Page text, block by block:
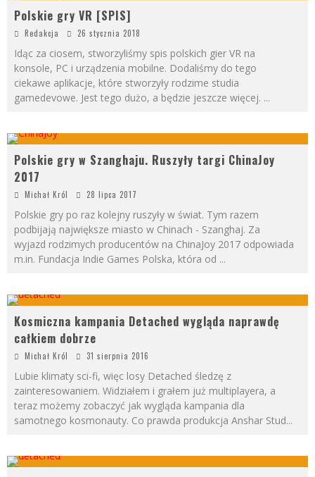
Polskie gry VR [SPIS]
Redakcja 26 stycznia 2018
Idąc za ciosem, stworzyliśmy spis polskich gier VR na
konsole, PC i urządzenia mobilne. Dodaliśmy do tego
ciekawe aplikacje, które stworzyły rodzime studia
gamedevowe. Jest tego dużo, a będzie jeszcze więcej. ...
Polskie gry w Szanghaju. Ruszyły targi ChinaJoy
2017
Michał Król 28 lipca 2017
Polskie gry po raz kolejny ruszyły w świat. Tym razem
podbijają największe miasto w Chinach - Szanghaj. Za
wyjazd rodzimych producentów na ChinaJoy 2017 odpowiada
m.in. Fundacja Indie Games Polska, która od ...
Kosmiczna kampania Detached wygląda naprawdę
całkiem dobrze
Michał Król 31 sierpnia 2016
Lubie klimaty sci-fi, więc losy Detached śledzę z
zainteresowaniem. Widziałem i grałem już multiplayera, a
teraz możemy zobaczyć jak wygląda kampania dla
samotnego kosmonauty. Co prawda produkcja Anshar Stud...